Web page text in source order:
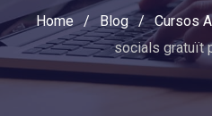
Home / Blog / Cursos
socials gratuït